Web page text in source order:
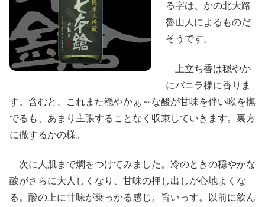
る字は、かの北大路
魯山人によるものだ
そうです。
上立ち香は穏やか
にバニラ様に香りま
す。含むと、これまた穏やかぁ～な酸が甘味を伴い喉を撫
でるも、あまり主張することなく収束していきます。裏方
に徹するかの様。
次に人肌まで燗をつけてみました。冷のときの穏やかな
酸がさらに大人しくなり、甘味の押し出しが心地よくな
る。酸の上に甘味が乗っかる感じ。旨いっす。以前に飲ん